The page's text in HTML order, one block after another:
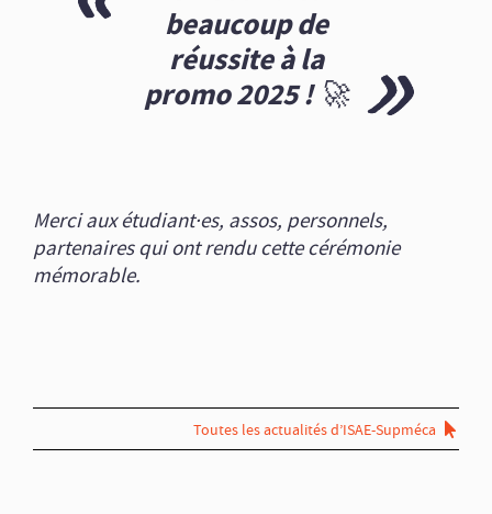
beaucoup de
réussite à la
promo 2025 ! 🚀
Merci aux étudiant·es, assos, personnels,
partenaires qui ont rendu cette cérémonie
mémorable.
Toutes les actualités d’ISAE-Supméca